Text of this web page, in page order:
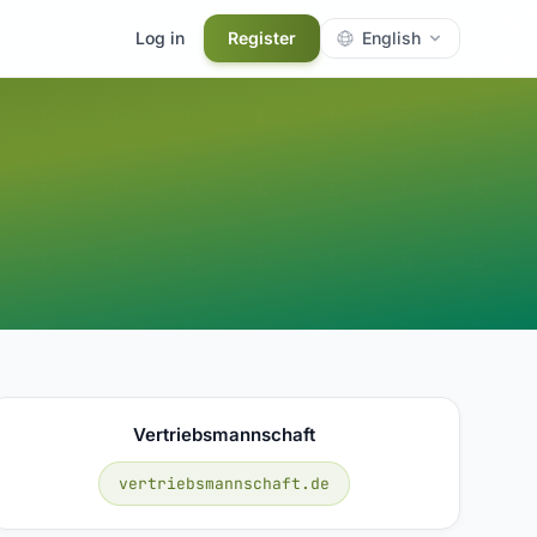
Log in Register English
Vertriebsmannschaft
vertriebsmannschaft.de